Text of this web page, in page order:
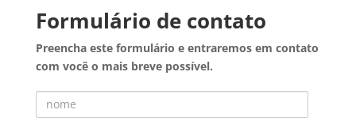
Formulário de contato
Preencha este formulário e entraremos em contato
com você o mais breve possível.
Nome